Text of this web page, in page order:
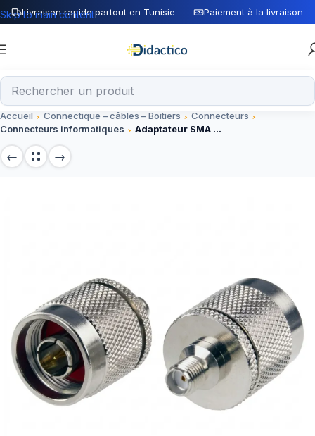
Livraison rapide partout en Tunisie Paiement à la livraison
Skip to main content
Accueil Connectique – câbles – Boitiers
Connecteurs
Connecteurs informatiques
Adaptateur SMA femelle N male